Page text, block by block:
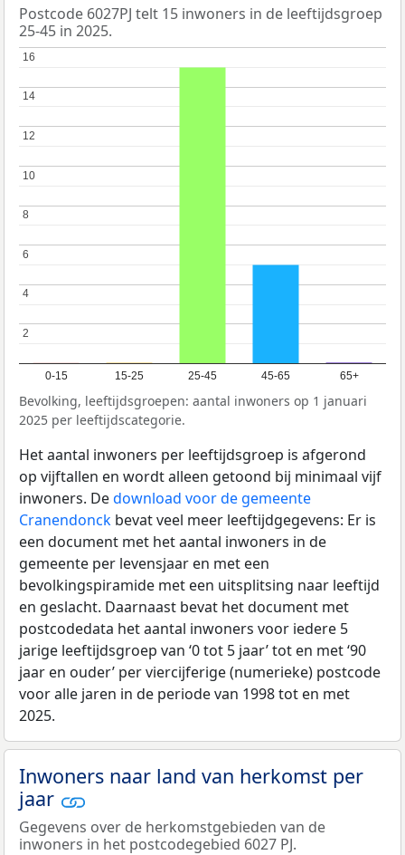
Postcode 6027PJ telt 15 inwoners in de leeftijdsgroep
25-45 in 2025.
0-15 15-25 25-45 45-65 65+
2
2
4
4
6
6
8
8
10
10
12
12
14
14
16
16
Bevolking, leeftijdsgroepen: aantal inwoners op 1 januari
2025 per leeftijdscategorie.
Het aantal inwoners per leeftijdsgroep is afgerond
op vijftallen en wordt alleen getoond bij minimaal vijf
inwoners. Dedownload voor de gemeente
Cranendonck bevat veel meer leeftijdgegevens: Er is
een document met het aantal inwoners in de
gemeente per levensjaar en met een
bevolkingspiramide met een uitsplitsing naar leeftijd
en geslacht. Daarnaast bevat het document met
postcodedata het aantal inwoners voor iedere 5
jarige leeftijdsgroep van ‘0 tot 5 jaar’ tot en met ‘90
jaar en ouder’ per viercijferige (numerieke) postcode
voor alle jaren in de periode van 1998 tot en met
2025.
Inwoners naar land van herkomst per
jaar
Gegevens over de herkomstgebieden van de
inwoners in het postcodegebied 6027 PJ.